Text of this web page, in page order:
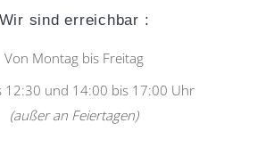
Wir sind erreichbar :
Von Montag bis Freitag
12:30 und 14:00 bis 17:00 Uhr
(außer an Feiertagen)